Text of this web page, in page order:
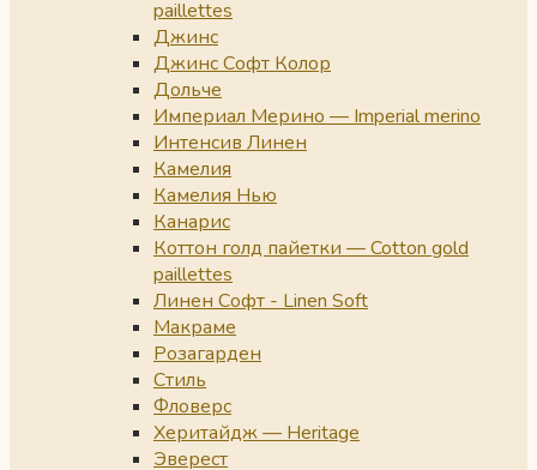
paillettes
Джинс
Джинс Софт Колор
Дольче
Империал Мерино — Imperial merino
Интенсив Линен
Камелия
Камелия Нью
Канарис
Коттон голд пайетки — Cotton gold
paillettes
Линен Софт - Linen Soft
Макраме
Розагарден
Стиль
Фловерс
Херитайдж — Heritage
Эверест